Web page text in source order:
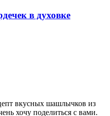
в духовке
вкусных шашлычков из
хочу поделиться с вами.